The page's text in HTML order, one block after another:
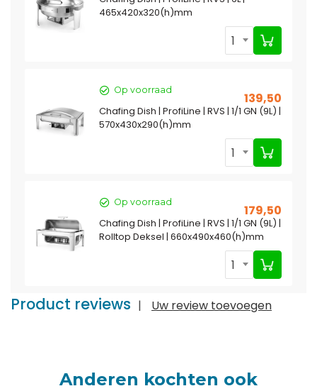
465x420x320(h)mm
1
Op voorraad
139,50
Chafing Dish | ProfiLine | RVS | 1/1 GN (9L) |
570x430x290(h)mm
1
Op voorraad
179,50
Chafing Dish | ProfiLine | RVS | 1/1 GN (9L) |
Rolltop Deksel | 660x490x460(h)mm
1
Product reviews | Uw review toevoegen
Anderen kochten ook